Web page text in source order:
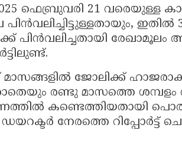
ഫെബ്രുവരി 21 വരെയുള്ള
പിൻവലിച്ചിട്ടുള്ളതായും, ഇതിൽ
പിൻവലിച്ചതായി രേഖാമൂലം
മാസങ്ങളിൽ ജോലിക്ക്
രണ്ടു മാസത്തെ
കണ്ടെത്തിയതായി
നേരത്തെ റിപ്പോർട്ട്